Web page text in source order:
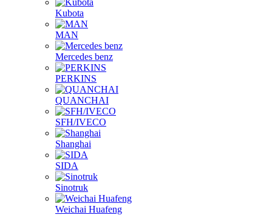
Kubota
MAN
Mercedes benz
PERKINS
QUANCHAI
SFH/IVECO
Shanghai
SIDA
Sinotruk
Weichai Huafeng